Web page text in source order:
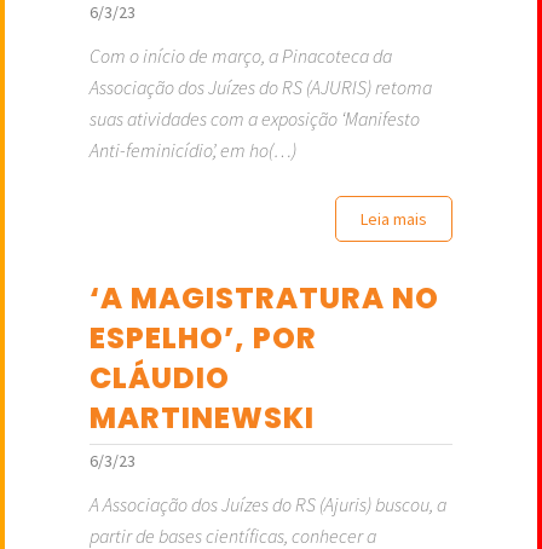
6/3/23
Com o início de março, a Pinacoteca da
Associação dos Juízes do RS (AJURIS) retoma
suas atividades com a exposição ‘Manifesto
Anti-feminicídio’, em ho(…)
Leia mais
‘A MAGISTRATURA NO
ESPELHO’, POR
CLÁUDIO
MARTINEWSKI
6/3/23
A Associação dos Juízes do RS (Ajuris) buscou, a
partir de bases científicas, conhecer a